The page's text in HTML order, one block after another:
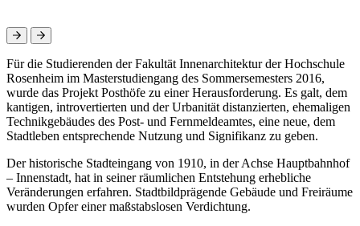
Für die Studierenden der Fakultät Innenarchitektur der Hochschule
Rosenheim im Masterstudiengang des Sommersemesters 2016,
wurde das Projekt Posthöfe zu einer Herausforderung. Es galt, dem
kantigen, introvertierten und der Urbanität distanzierten, ehemaligen
Technikgebäudes des Post- und Fernmeldeamtes, eine neue, dem
Stadtleben entsprechende Nutzung und Signifikanz zu geben.
Der historische Stadteingang von 1910, in der Achse Hauptbahnhof
– Innenstadt, hat in seiner räumlichen Entstehung erhebliche
Veränderungen erfahren. Stadtbildprägende Gebäude und Freiräume
wurden Opfer einer maßstabslosen Verdichtung.